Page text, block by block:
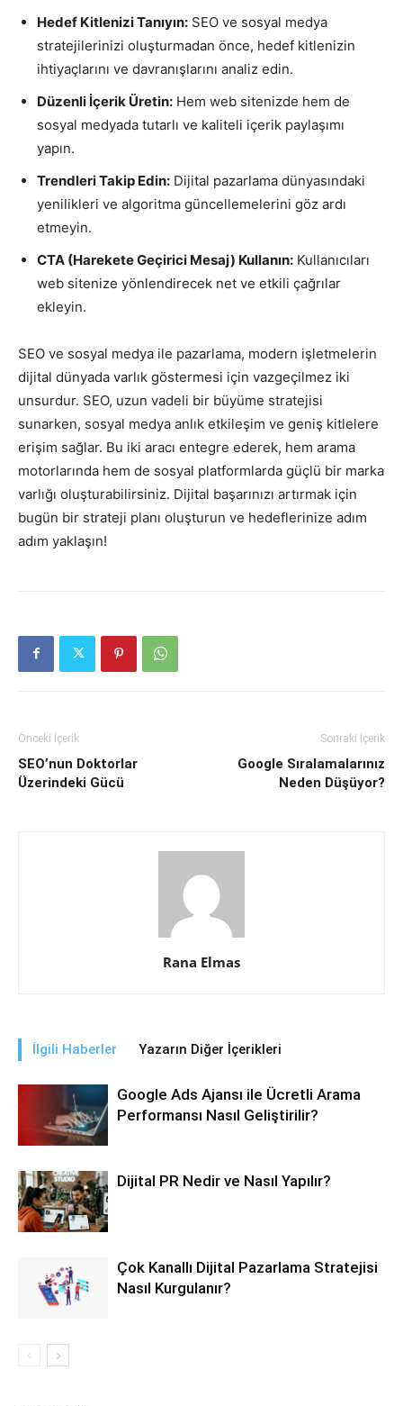
Hedef Kitlenizi Tanıyın: SEO ve sosyal medya
stratejilerinizi oluşturmadan önce, hedef kitlenizin
ihtiyaçlarını ve davranışlarını analiz edin.
Düzenli İçerik Üretin: Hem web sitenizde hem de
sosyal medyada tutarlı ve kaliteli içerik paylaşımı
yapın.
Trendleri Takip Edin: Dijital pazarlama dünyasındaki
yenilikleri ve algoritma güncellemelerini göz ardı
etmeyin.
CTA (Harekete Geçirici Mesaj) Kullanın: Kullanıcıları
web sitenize yönlendirecek net ve etkili çağrılar
ekleyin.
SEO ve sosyal medya ile pazarlama, modern işletmelerin
dijital dünyada varlık göstermesi için vazgeçilmez iki
unsurdur. SEO, uzun vadeli bir büyüme stratejisi
sunarken, sosyal medya anlık etkileşim ve geniş kitlelere
erişim sağlar. Bu iki aracı entegre ederek, hem arama
motorlarında hem de sosyal platformlarda güçlü bir marka
varlığı oluşturabilirsiniz. Dijital başarınızı artırmak için
bugün bir strateji planı oluşturun ve hedeflerinize adım
adım yaklaşın!
Önceki İçerik
SEO’nun Doktorlar
Üzerindeki Gücü
Sonraki İçerik
Google Sıralamalarınız
Neden Düşüyor?
Rana Elmas
İlgili Haberler Yazarın Diğer İçerikleri
Google Ads Ajansı ile Ücretli Arama
Performansı Nasıl Geliştirilir?
Dijital PR Nedir ve Nasıl Yapılır?
Çok Kanallı Dijital Pazarlama Stratejisi
Nasıl Kurgulanır?